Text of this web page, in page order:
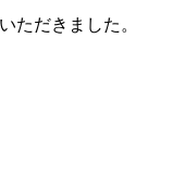
ただきました。